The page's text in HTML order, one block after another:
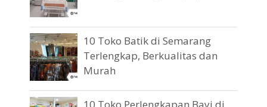
10 Toko Batik di Semarang
Terlengkap, Berkualitas dan
Murah